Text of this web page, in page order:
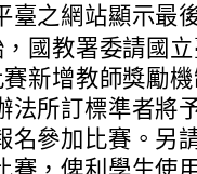
臺之網站顯示最
國教署委請國
新增教師獎勵
法所訂標準者將
名參加比賽。另